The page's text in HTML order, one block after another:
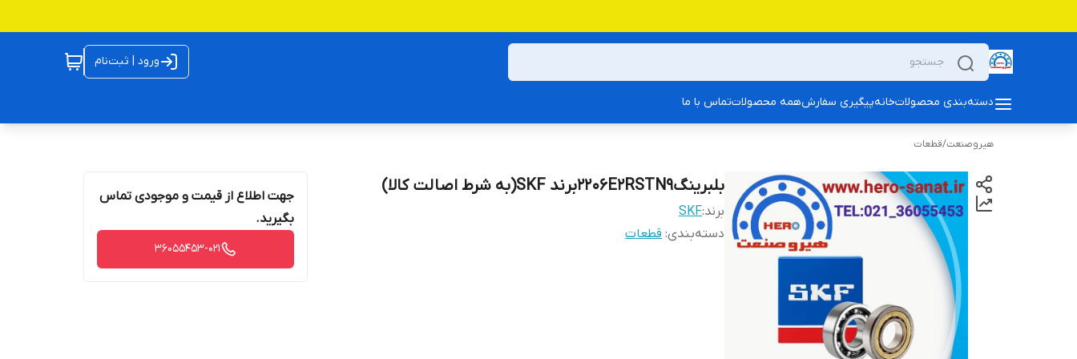
ورود | ثبت‌نام
دسته‌بندی محصولاتخانهپیگیری سفارشهمه محصولاتتماس با ما
هیروصنعت/قطعات
بلبرینگ2206E2RSTN9برند SKF(به شرط اصالت کالا)
برند:SKF
دسته‌بندی: قطعات
جهت اطلاع از قیمت و موجودی تماس
بگیرید.
36055453-021